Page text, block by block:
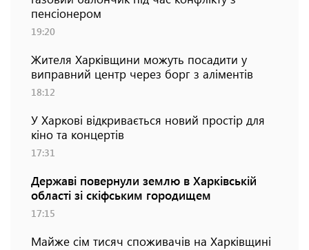
пенсіонером
19:20
Жителя Харківщини можуть посадити у
виправний центр через борг з аліментів
18:12
У Харкові відкривається новий простір для
кіно та концертів
17:31
Державі повернули землю в Харківській
області зі скіфським городищем
17:15
Майже сім тисяч споживачів на Харківщині